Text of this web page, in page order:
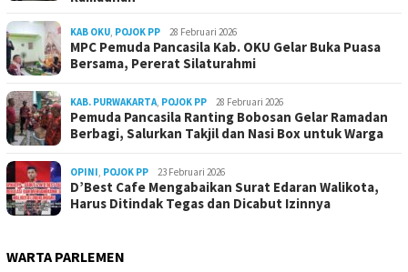
KAB OKU, POJOK PP 28 Februari 2026
MPC Pemuda Pancasila Kab. OKU Gelar Buka Puasa
Bersama, Pererat Silaturahmi
KAB. PURWAKARTA, POJOK PP 28 Februari 2026
Pemuda Pancasila Ranting Bobosan Gelar Ramadan
Berbagi, Salurkan Takjil dan Nasi Box untuk Warga
OPINI, POJOK PP 23 Februari 2026
D’Best Cafe Mengabaikan Surat Edaran Walikota,
Harus Ditindak Tegas dan Dicabut Izinnya
WARTA PARLEMEN